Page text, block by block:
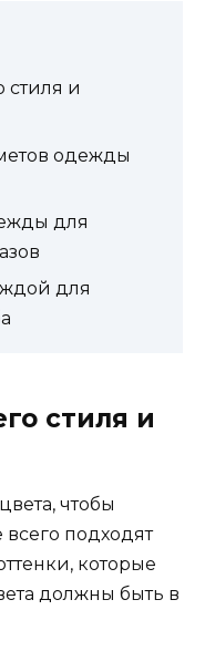
и
одежды
для
для
стиля и
чтобы
всего подходят
которые
должны быть в